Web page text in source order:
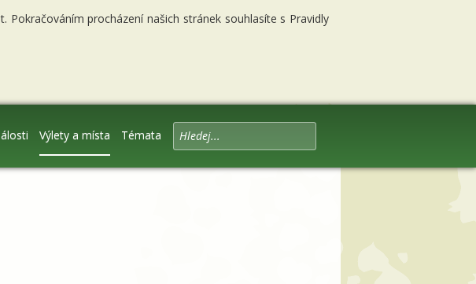
procházení našich stránek souhlasíte s Pravidly
Výlety a místa Témata